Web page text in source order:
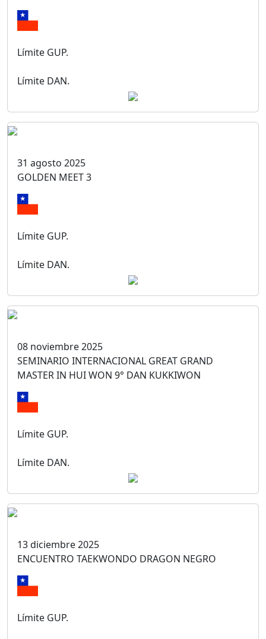
Límite GUP.
Límite DAN.
31 agosto 2025
GOLDEN MEET 3
Límite GUP.
Límite DAN.
08 noviembre 2025
SEMINARIO INTERNACIONAL GREAT GRAND
MASTER IN HUI WON 9° DAN KUKKIWON
Límite GUP.
Límite DAN.
13 diciembre 2025
ENCUENTRO TAEKWONDO DRAGON NEGRO
Límite GUP.